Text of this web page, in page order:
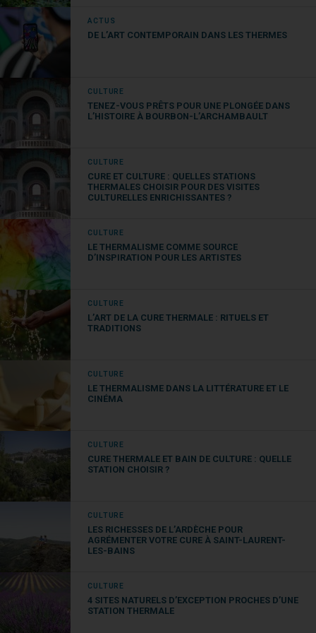
remarquable. Avec le massif du Canigou en arrière-
plan, ce site offrira aux amateurs de photographie
des clichés splendides notamment au coucher du
soleil.
Aux immédiats alentour du Boulou, vous pourrez
embrasser d’un regard l’ensemble du territoire
depuis la table d’orientation de Céret. Une sortie
idéale pour se repérer sur le territoire.
Espaces urbains et
constructions remarquables
Parmi les endroits les plus renommés du
département, vous pourrez visiter le port de
Collioure. En toutes saisons ce port de pêche qui a
séduit de nombreux peintres saura certainement
vous charmer.
L’abbaye de Saint-Martin du Canigou dans la vallée
voisine sera également un lieu de visite intéressant
pour celles et ceux qui aiment les voyages dans
l’histoire.
Musées des Pyrénées-
Orientales
Quelle que soit la durée de votre
vous pourrez prendre le temps de visiter l’un des
musées du département. Qu’il s’agisse du musée du
Liège, du musée d’art moderne de Céret ou bien
encore du musée des arts et traditions populaires, il
y en aura pour toutes les curiosités.
Excursion atypique
ACTUS
DE L’ART CONTEMPORAIN DANS LES THERMES
CULTURE
TENEZ-VOUS PRÊTS POUR UNE PLONGÉE DANS
L’HISTOIRE À BOURBON-L’ARCHAMBAULT
CULTURE
CURE ET CULTURE : QUELLES STATIONS
THERMALES CHOISIR POUR DES VISITES
CULTURELLES ENRICHISSANTES ?
CULTURE
LE THERMALISME COMME SOURCE
D’INSPIRATION POUR LES ARTISTES
CULTURE
L’ART DE LA CURE THERMALE : RITUELS ET
TRADITIONS
CULTURE
LE THERMALISME DANS LA LITTÉRATURE ET LE
CINÉMA
CULTURE
CURE THERMALE ET BAIN DE CULTURE : QUELLE
STATION CHOISIR ?
CULTURE
LES RICHESSES DE L’ARDÈCHE POUR
AGRÉMENTER VOTRE CURE À SAINT-LAURENT-
LES-BAINS
CULTURE
4 SITES NATURELS D’EXCEPTION PROCHES D’UNE
STATION THERMALE